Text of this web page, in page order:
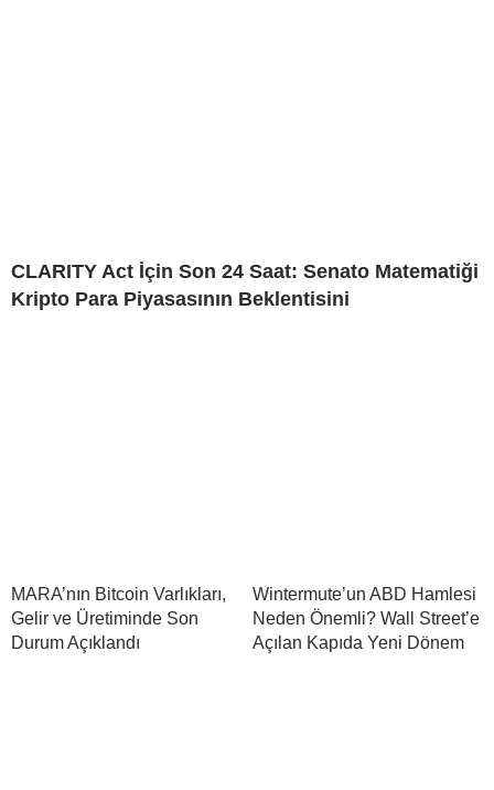
CLARITY Act İçin Son 24 Saat: Senato Matematiği
Kripto Para Piyasasının Beklentisini
MARA’nın Bitcoin Varlıkları,
Gelir ve Üretiminde Son
Durum Açıklandı
Wintermute’un ABD Hamlesi
Neden Önemli? Wall Street’e
Açılan Kapıda Yeni Dönem